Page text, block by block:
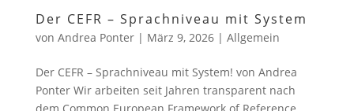
Der CEFR – Sprachniveau mit System
von Andrea Ponter| März 9, 2026| Allgemein
Der CEFR – Sprachniveau mit System! von Andrea
Ponter Wir arbeiten seit Jahren transparent nach